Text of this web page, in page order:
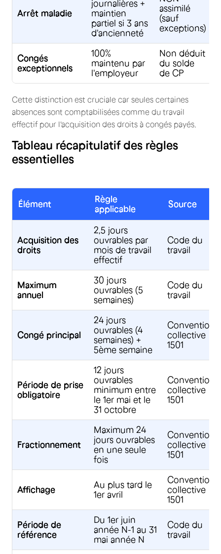
Arrêt maladie
journalières +
maintien
partiel si 3 ans
d'ancienneté
assimilé
(sauf
exceptions)
Congés
exceptionnels
100%
maintenu par
l'employeur
Non déduit
du solde
de CP
Cette distinction est cruciale car seules certaines
absences sont comptabilisées comme du travail
effectif pour l'acquisition des droits à congés payés.
Tableau récapitulatif des règles
essentielles
Élément
Règle
applicable
Source
Acquisition des
droits
2,5 jours
ouvrables par
mois de travail
effectif
Code du
travail
Maximum
annuel
30 jours
ouvrables (5
semaines)
Code du
travail
Congé principal
24 jours
ouvrables (4
semaines) +
5ème semaine
Convention
collective
1501
Période de prise
obligatoire
12 jours
ouvrables
minimum entre
le 1er mai et le
31 octobre
Convention
collective
1501
Fractionnement
Maximum 24
jours ouvrables
en une seule
fois
Convention
collective
1501
Affichage
Au plus tard le
1er avril
Convention
collective
1501
Période de
référence
Du 1er juin
année N-1 au 31
mai année N
Code du
travail